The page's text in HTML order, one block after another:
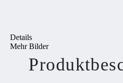
Details
Mehr Bilder